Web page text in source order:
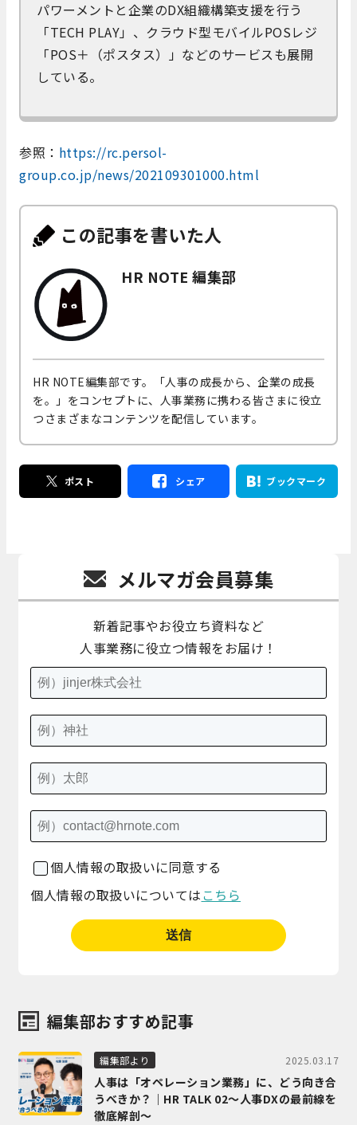
パワーメントと企業のDX組織構築支援を行う
「TECH PLAY」、クラウド型モバイルPOSレジ
「POS＋（ポスタス）」などのサービスも展開
している。
参照： https://rc.persol-
group.co.jp/news/202109301000.html
この記事を書いた人
HR NOTE 編集部
HR NOTE編集部です。「人事の成長から、企業の成長
を。」をコンセプトに、人事業務に携わる皆さまに役立
つさまざまなコンテンツを配信しています。
ポスト シェア ブックマーク
メルマガ会員募集
新着記事やお役立ち資料など
人事業務に役立つ情報をお届け！
個人情報の取扱いに同意する
個人情報の取扱いについては こちら
編集部おすすめ記事
編集部より 2025.03.17
人事は「オペレーション業務」に、どう向き合
うべきか？｜HR TALK 02～人事DXの最前線を
徹底解剖～